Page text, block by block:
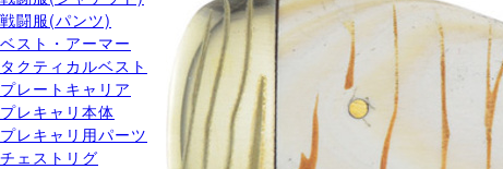
戦闘服(パンツ)
ベスト・アーマー
タクティカルベスト
プレートキャリア
プレキャリ本体
プレキャリ用パーツ
チェストリグ